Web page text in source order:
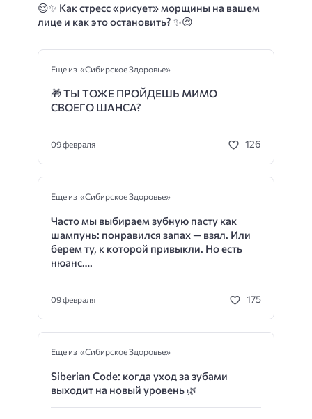
😌✨ Как стресс «рисует» морщины на вашем
лице и как это остановить? ✨😌
Еще из «Сибирское Здоровье»
🎁 ТЫ ТОЖЕ ПРОЙДЕШЬ МИМО
СВОЕГО ШАНСА?
09 февраля 126
Еще из «Сибирское Здоровье»
Часто мы выбираем зубную пасту как
шампунь: понравился запах — взял. Или
берем ту, к которой привыкли. Но есть
нюанс….
09 февраля 175
Еще из «Сибирское Здоровье»
Siberian Code: когда уход за зубами
выходит на новый уровень 🌿